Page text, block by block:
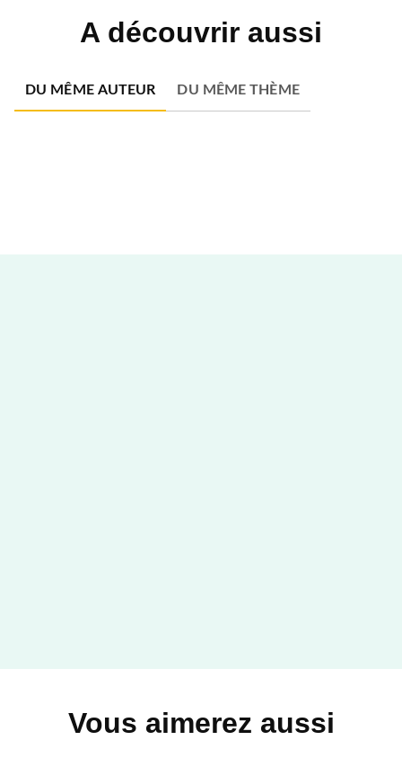
A découvrir aussi
DU MÊME AUTEUR DU MÊME THÈME
Vous aimerez aussi